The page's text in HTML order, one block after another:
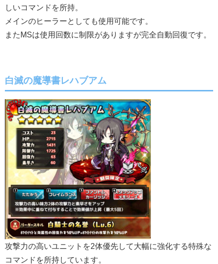
しいコマンドを所持。
メインのヒーラーとしても使用可能です。
またMSは使用回数に制限がありますが完全自動回復です。
白滅の魔導書レハブアム
攻撃力の高いユニットを2体優先して大幅に強化する特殊な
コマンドを所持しています。